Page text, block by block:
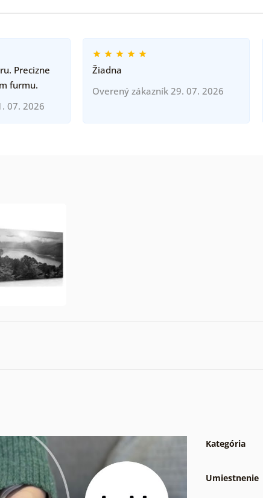
Precizne
furmu.
07. 2026
Žiadna
Overený zákazník 29. 07. 2026
Kategória
Umiestnenie